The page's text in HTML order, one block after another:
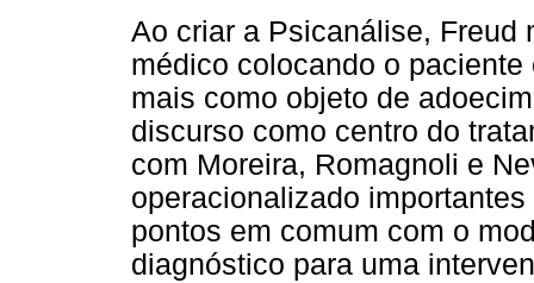
Ao criar a Psicanálise, Freud
médico colocando o
mais como objeto de
discurso como centro do
com Moreira, Romagnoli e
operacionalizado
pontos em comum com o
diagnóstico para uma